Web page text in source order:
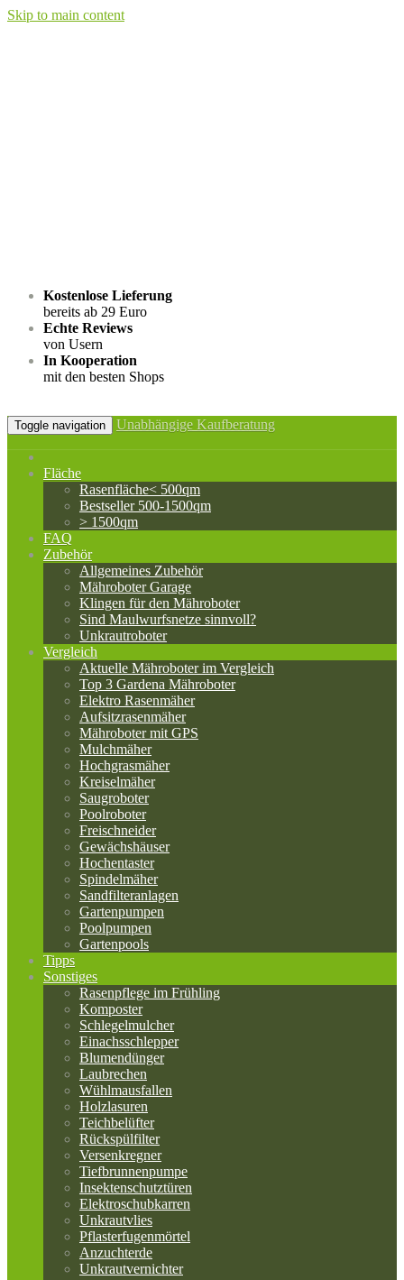
Skip to main content
Kostenlose Lieferung
bereits ab 29 Euro
Echte Reviews
von Usern
In Kooperation
mit den besten Shops
Toggle navigation Unabhängige Kaufberatung
Fläche
Rasenfläche< 500qm
Bestseller 500-1500qm
> 1500qm
FAQ
Zubehör
Allgemeines Zubehör
Mähroboter Garage
Klingen für den Mähroboter
Sind Maulwurfsnetze sinnvoll?
Unkrautroboter
Vergleich
Aktuelle Mähroboter im Vergleich
Top 3 Gardena Mähroboter
Elektro Rasenmäher
Aufsitzrasenmäher
Mähroboter mit GPS
Mulchmäher
Hochgrasmäher
Kreiselmäher
Saugroboter
Poolroboter
Freischneider
Gewächshäuser
Hochentaster
Spindelmäher
Sandfilteranlagen
Gartenpumpen
Poolpumpen
Gartenpools
Tipps
Sonstiges
Rasenpflege im Frühling
Komposter
Schlegelmulcher
Einachsschlepper
Blumendünger
Laubrechen
Wühlmausfallen
Holzlasuren
Teichbelüfter
Rückspülfilter
Versenkregner
Tiefbrunnenpumpe
Insektenschutztüren
Elektroschubkarren
Unkrautvlies
Pflasterfugenmörtel
Anzuchterde
Unkrautvernichter